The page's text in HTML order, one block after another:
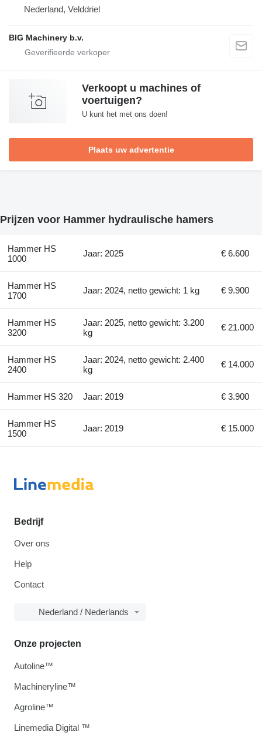
Nederland, Velddriel
BIG Machinery b.v.
Verkoopt u machines of
voertuigen?
U kunt het met ons doen!
Plaats uw advertentie
Prijzen voor Hammer hydraulische hamers
Hammer HS
1000
Jaar: 2025 € 6.600
Hammer HS
1700
Jaar: 2024, netto gewicht: 1 kg € 9.900
Hammer HS
3200
Jaar: 2025, netto gewicht: 3.200
kg
€ 21.000
Hammer HS
2400
Jaar: 2024, netto gewicht: 2.400
kg
€ 14.000
Hammer HS 320 Jaar: 2019 € 3.900
Hammer HS
1500
Jaar: 2019 € 15.000
Bedrijf
Over ons
Help
Contact
Nederland / Nederlands
Onze projecten
Autoline™
Machineryline™
Agroline™
Linemedia Digital ™